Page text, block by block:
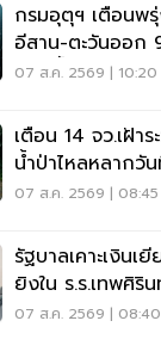
กรมอุตุฯ เตือนพ
อีสาน-ตะวันออก
ระวังน้ำท่วมฉับพ
07 ส.ค. 2569 | 10:20
เตือน 14 จว.เฝ้า
น้ำป่าไหลหลากวั
07 ส.ค. 2569 |
รัฐบาลเคาะเงินเ
ยิงใน ร.ร.เทพศิริ
แสน-1ล้าน
07 ส.ค. 2569 |